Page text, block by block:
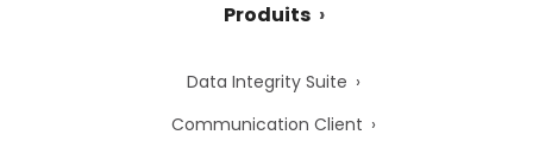
Produits
Data Integrity Suite
Communication Client